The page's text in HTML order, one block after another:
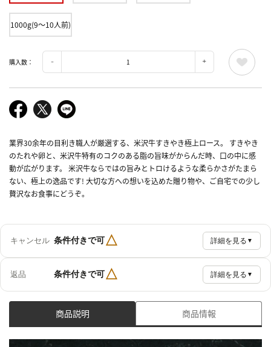
1000g(9～10人前)
購入数：
業界30余年の目利き職人が厳選する、米沢牛すきやき極上ロース。 すきやき
のたれや卵と、米沢牛特有のコクのある脂の旨味がからんだ時、口の中に感
動が広がります。 米沢牛ならではの旨みとトロけるような柔らかさがたまら
ない、極上の逸品です! 大切な方への想いを込めた贈り物や、ご自宅での少し
贅沢なお食事にどうぞ。
キャンセル 条件付きで可△ 詳細を見る ▼
返品 条件付きで可△ 詳細を見る ▼
商品説明 商品情報